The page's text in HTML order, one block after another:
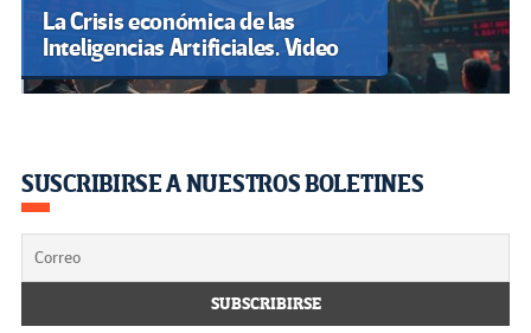
La Crisis económica de las
Inteligencias Artificiales. Video
SUSCRIBIRSE A NUESTROS BOLETINES